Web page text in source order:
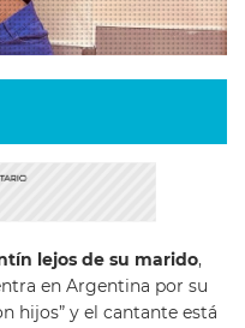
lejos de su marido,
en Argentina por su
hijos” y el cantante está